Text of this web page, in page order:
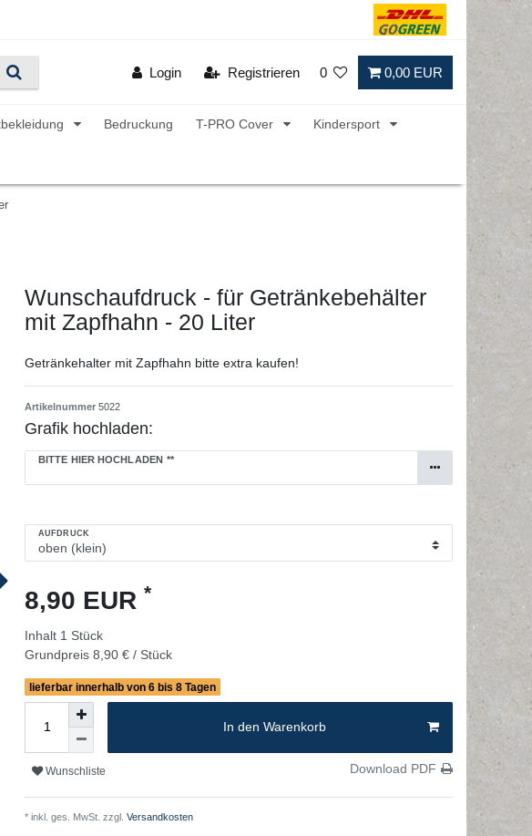
Login Registrieren 0 0,00 EUR
Bedruckung T-PRO Cover Kindersport
Wunschaufdruck - für Getränkebehälter
mit Zapfhahn - 20 Liter
Getränkehalter mit Zapfhahn bitte extra kaufen!
Artikelnummer 5022
Grafik hochladen:
BITTE HIER HOCHLADEN **
AUFDRUCK
8,90 EUR *
Inhalt 1 Stück
Grundpreis 8,90 € / Stück
lieferbar innerhalb von 6 bis 8 Tagen
In den Warenkorb
Wunschliste Download PDF
* inkl. ges. MwSt. zzgl. Versandkosten